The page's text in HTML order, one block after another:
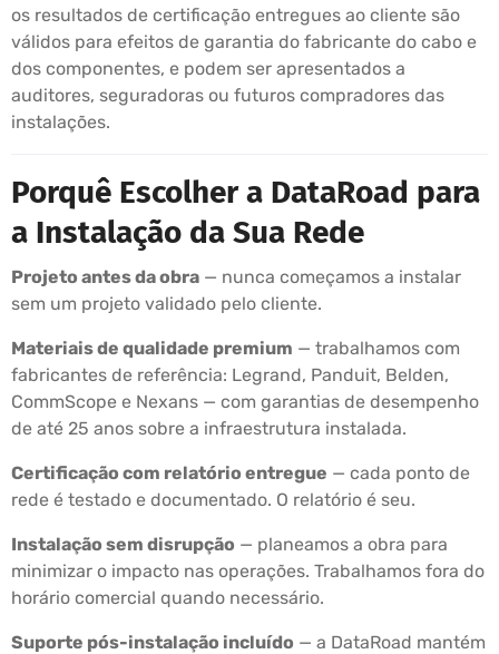
os resultados de certificação entregues ao cliente são
válidos para efeitos de garantia do fabricante do cabo e
dos componentes, e podem ser apresentados a
auditores, seguradoras ou futuros compradores das
instalações.
Porquê Escolher a DataRoad para
a Instalação da Sua Rede
Projeto antes da obra — nunca começamos a instalar
sem um projeto validado pelo cliente.
Materiais de qualidade premium — trabalhamos com
fabricantes de referência: Legrand, Panduit, Belden,
CommScope e Nexans — com garantias de desempenho
de até 25 anos sobre a infraestrutura instalada.
Certificação com relatório entregue — cada ponto de
rede é testado e documentado. O relatório é seu.
Instalação sem disrupção — planeamos a obra para
minimizar o impacto nas operações. Trabalhamos fora do
horário comercial quando necessário.
Suporte pós-instalação incluído — a DataRoad mantém